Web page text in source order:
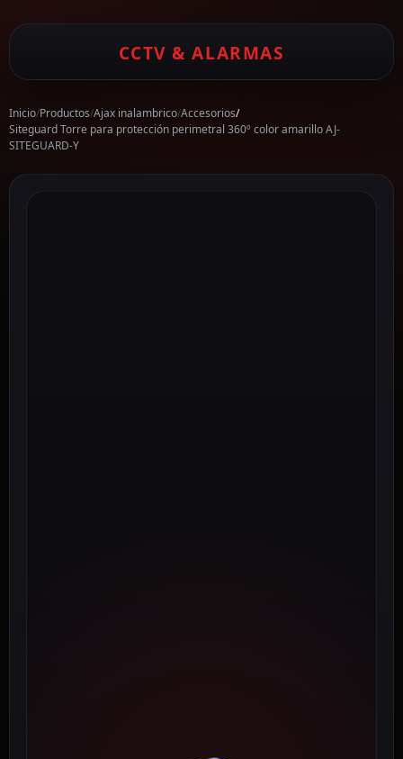
CCTV & ALARMAS
Inicio/Productos/Ajax inalambrico/Accesorios/
Siteguard Torre para protección perimetral 360º color amarillo AJ-
SITEGUARD-Y